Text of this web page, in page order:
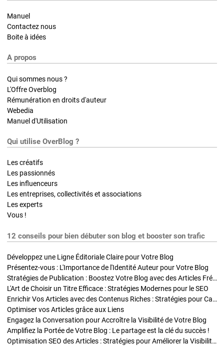
Manuel
Contactez nous
Boite à idées
A propos
Qui sommes nous ?
L'Offre Overblog
Rémunération en droits d'auteur
Webedia
Manuel d'Utilisation
Qui utilise OverBlog ?
Les créatifs
Les passionnés
Les influenceurs
Les entreprises, collectivités et associations
Les experts
Vous !
12 conseils pour bien débuter son blog et booster son trafic
Développez une Ligne Éditoriale Claire pour Votre Blog
Présentez-vous : L'Importance de l'Identité Auteur pour Votre Blog
Stratégies de Publication : Boostez Votre Blog avec des Articles Fréquents et Exclusifs
L'Art de Choisir un Titre Efficace : Stratégies Modernes pour le SEO
Enrichir Vos Articles avec des Contenus Riches : Stratégies pour Captiver et Optimiser
Optimiser vos Articles grâce aux Liens
Engagez la Conversation pour Accroître la Visibilité de Votre Blog
Amplifiez la Portée de Votre Blog : Le partage est la clé du succès !
Optimisation SEO des Articles : Stratégies pour Améliorer la Visibilité de Votre Blog